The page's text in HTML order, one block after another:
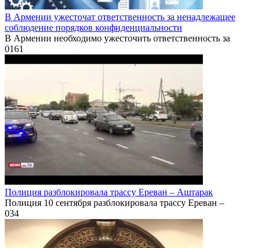
В Армении ужесточат ответственность за ненадлежащее
соблюдение порядков конфиденциальности
В Армении необходимо ужесточить ответственность за
0161
Полиция разблокировала трассу Ереван – Аштарак
Полиция 10 сентября разблокировала трассу Ереван –
034